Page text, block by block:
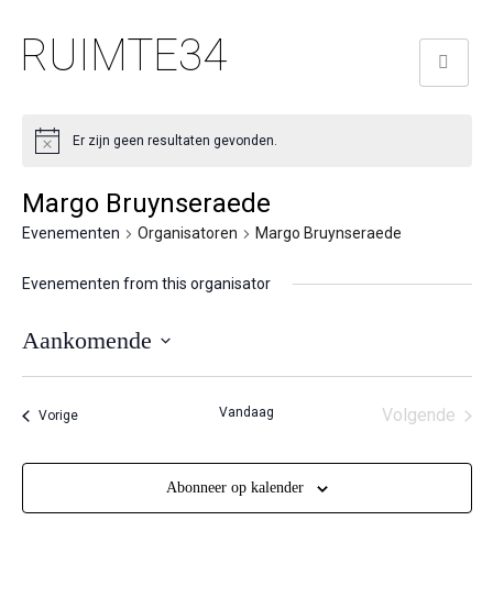
RUIMTE34
Er zijn geen resultaten gevonden.
Margo Bruynseraede
Evenementen Organisatoren Margo Bruynseraede
Evenementen from this organisator
Aankomende
Selecteer
datum.
VorigeEvenementen Vandaag
Volgende
Abonneer op kalender